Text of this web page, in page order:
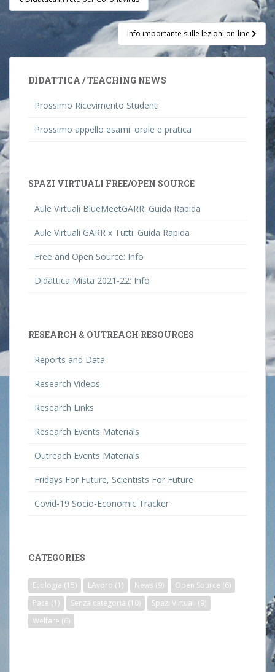
navigation
Info importante sulle lezioni on-line
DIDATTICA / TEACHING NEWS
Prossimo Ricevimento Studenti
Prossimo appello esami: orale e pratica
SPAZI VIRTUALI FREE/OPEN SOURCE
Aule Virtuali BlueMeetGARR: Guida Rapida
Aule Virtuali GARR x Tutti: Guida Rapida
Free and Open Source: Info
Didattica Mista 2021-22: Info
RESEARCH & OUTREACH RESOURCES
Reports and Data
Research Videos
Research Links
Research Events Materials
Outreach Events Materials
Fridays For Future, Scientists For Future
Covid-19 Socio-Economic Tracker
CATEGORIES
Ecologia (15) LAvoro (1) News (9) Open Source (6)
Pace (1) Senza categoria (10) Spazi Virtuali (9)
Welfare (6)